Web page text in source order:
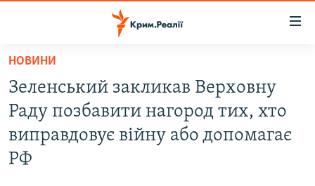
Перейти
основного
матеріалу
Перейти
до
основної
ВІДЕО ТА ФОТО
ПОЛІТИКА
НОВИНИ
Зеленський закликав Верховну
Раду позбавити нагород тих, хто
виправдовує війну або допомагає
РФ